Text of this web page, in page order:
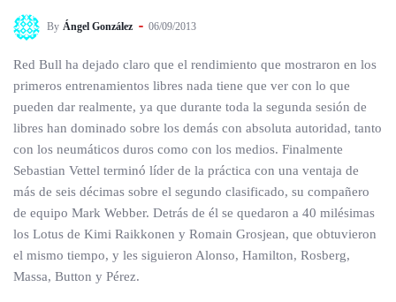
By Ángel González 06/09/2013
Red Bull ha dejado claro que el rendimiento que mostraron en los
primeros entrenamientos libres nada tiene que ver con lo que
pueden dar realmente, ya que durante toda la segunda sesión de
libres han dominado sobre los demás con absoluta autoridad, tanto
con los neumáticos duros como con los medios. Finalmente
Sebastian Vettel terminó líder de la práctica con una ventaja de
más de seis décimas sobre el segundo clasificado, su compañero
de equipo Mark Webber. Detrás de él se quedaron a 40 milésimas
los Lotus de Kimi Raikkonen y Romain Grosjean, que obtuvieron
el mismo tiempo, y les siguieron Alonso, Hamilton, Rosberg,
Massa, Button y Pérez.